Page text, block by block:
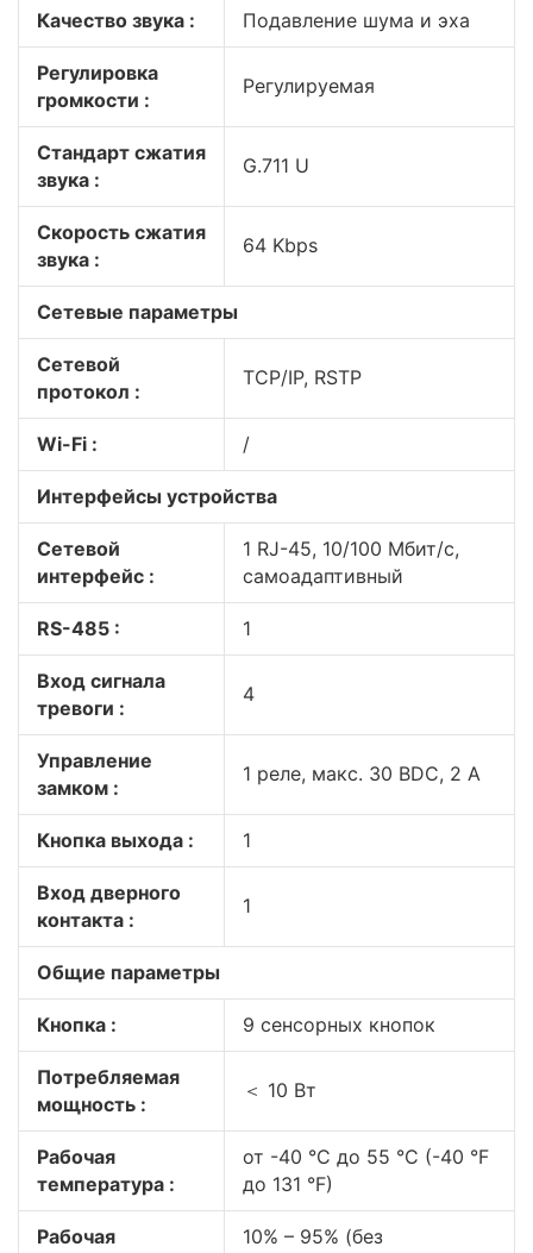
Качество звука : Подавление шума и эха
Регулировка
громкости :
Регулируемая
Стандарт сжатия
звука :
G.711 U
Скорость сжатия
звука :
64 Kbps
Сетевые параметры
Сетевой
протокол :
TCP/IP, RSTP
Wi-Fi : /
Интерфейсы устройства
Сетевой
интерфейс :
1 RJ-45, 10/100 Мбит/с,
самоадаптивный
RS-485 : 1
Вход сигнала
тревоги :
4
Управление
замком :
1 реле, макс. 30 ВDC, 2 А
Кнопка выхода : 1
Вход дверного
контакта :
1
Общие параметры
Кнопка : 9 сенсорных кнопок
Потребляемая
мощность :
＜ 10 Вт
Рабочая
температура :
от -40 °C до 55 °C (-40 °F
до 131 °F)
Рабочая
10% – 95% (без